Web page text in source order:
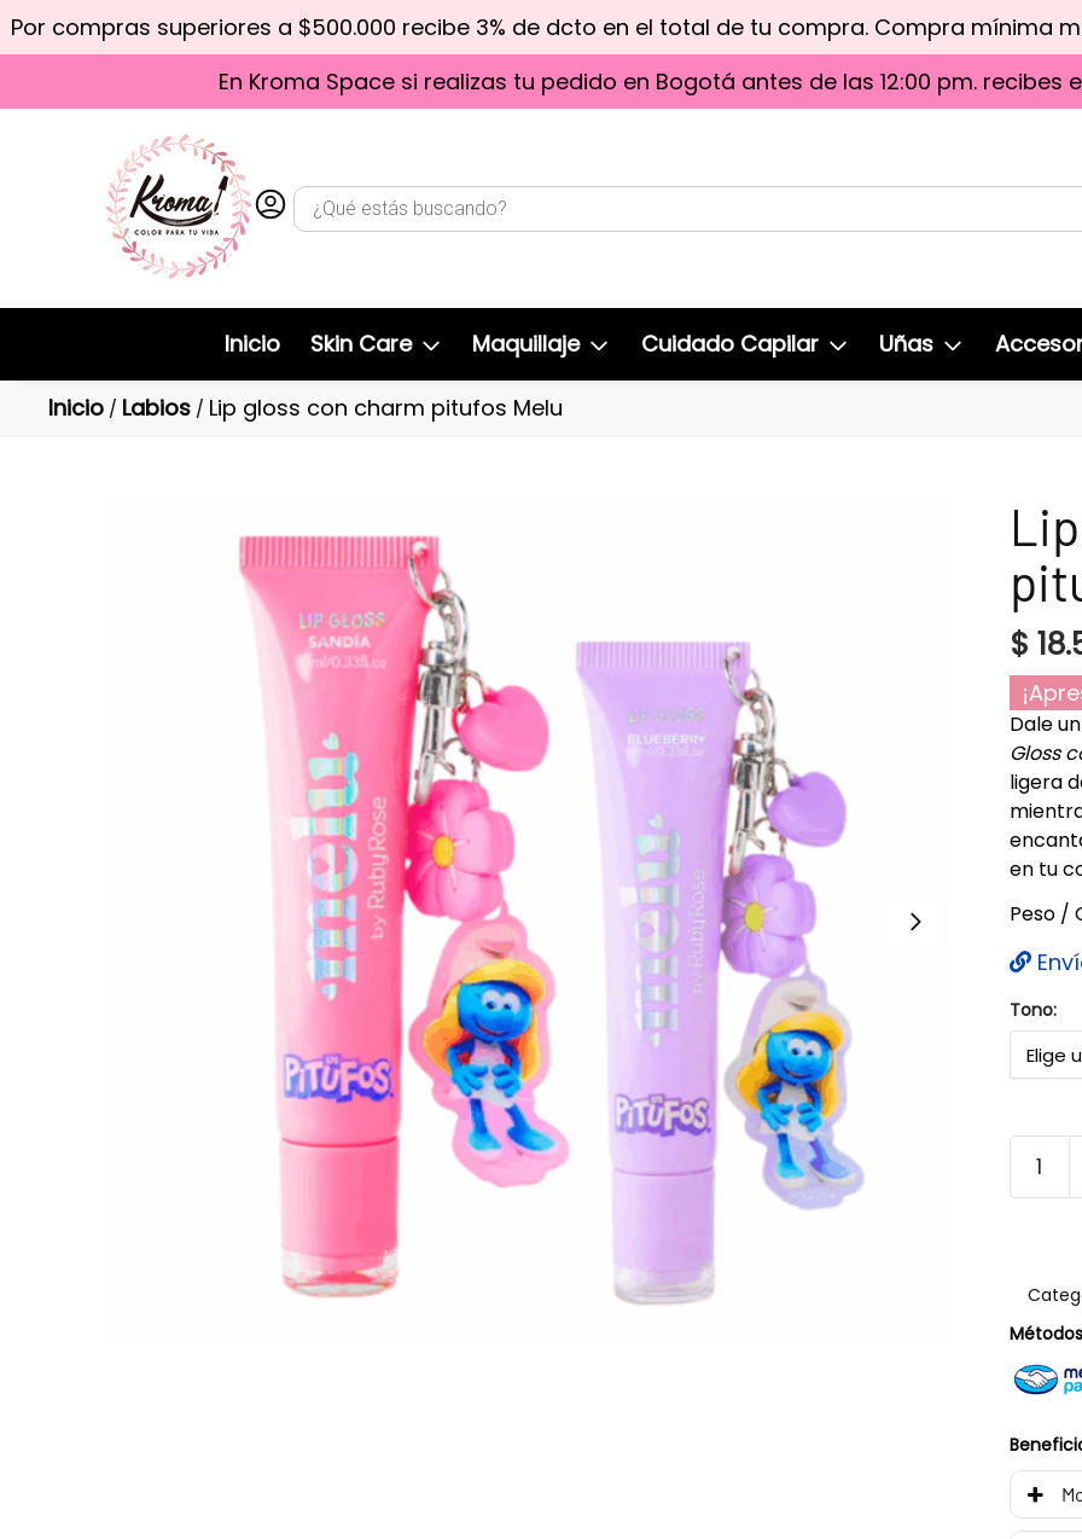
Por compras superiores a $500.000 recibe 3% de dcto en el total de tu compra. Compra mínima
En Kroma Space si realizas tu pedido en Bogotá antes de las 12:00 pm. recibes
Inicio Skin Care Maquillaje Cuidado Capilar Uñas
Inicio / Labios / Lip gloss con charm pitufos Melu
$
Dale
Gloss
ligera
en tu
Peso /
Tono: